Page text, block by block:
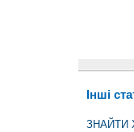
Інші
ЗНАЙТИ